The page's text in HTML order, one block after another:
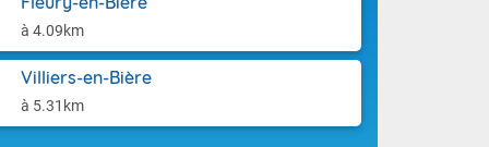
à 4.09km
Villiers-en-Bière
à 5.31km
du pays en
sur la
la chaine
par